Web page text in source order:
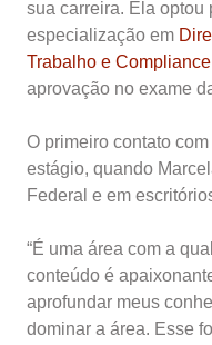
sua carreira. Ela optou
especialização em
Trabalho e
aprovação no exame
O primeiro contato
estágio, quando
Federal e em
“É uma área com a
conteúdo é
aprofundar meus
dominar a área. Esse